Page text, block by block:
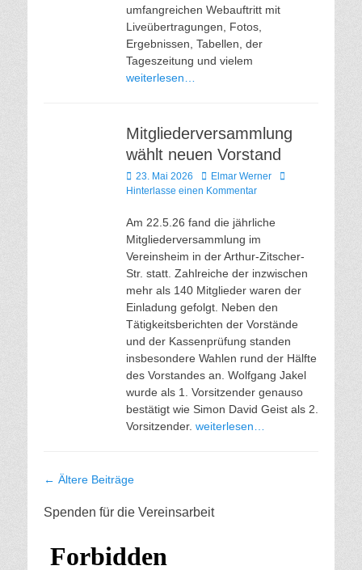
umfangreichen Webauftritt mit
Liveübertragungen, Fotos,
Ergebnissen, Tabellen, der
Tageszeitung und vielem
weiterlesen…
Mitgliederversammlung
wählt neuen Vorstand
Veröffentlicht
am
23. Mai 2026 AutorElmar Werner
Hinterlasse einen Kommentar
Am 22.5.26 fand die jährliche
Mitgliederversammlung im
Vereinsheim in der Arthur-Zitscher-
Str. statt. Zahlreiche der inzwischen
mehr als 140 Mitglieder waren der
Einladung gefolgt. Neben den
Tätigkeitsberichten der Vorstände
und der Kassenprüfung standen
insbesondere Wahlen rund der Hälfte
des Vorstandes an. Wolfgang Jakel
wurde als 1. Vorsitzender genauso
bestätigt wie Simon David Geist als 2.
Vorsitzender. weiterlesen…
Beitragsnavigation
← Ältere Beiträge
Spenden für die Vereinsarbeit